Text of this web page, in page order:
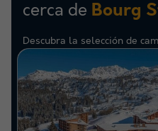
cerca de Bourg
Descubra la selección de
Maurice mejor valorados